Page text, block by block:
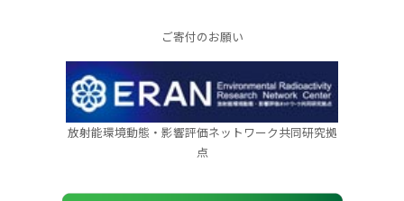
ご寄付のお願い
放射能環境動態・影響評価ネットワーク共同研究拠
点